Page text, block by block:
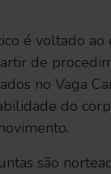
é voltado ao
de
no Vaga
do
são